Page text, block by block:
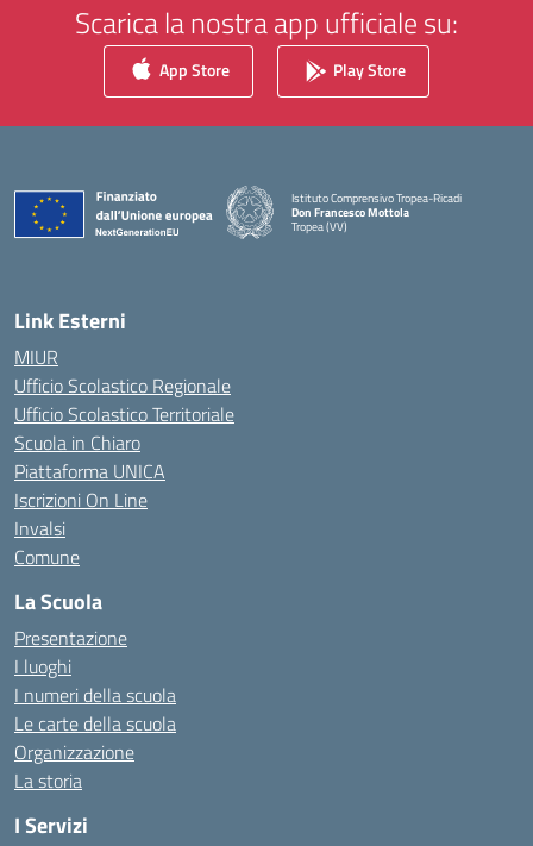
Scarica la nostra app ufficiale su:
App Store Play Store
Istituto Comprensivo Tropea-Ricadi
Don Francesco Mottola
Tropea (VV)
— Visita la pagina iniziale della scuola
Link Esterni
MIUR
Ufficio Scolastico Regionale
Ufficio Scolastico Territoriale
Scuola in Chiaro
Piattaforma UNICA
Iscrizioni On Line
Invalsi
Comune
La Scuola
Presentazione
I luoghi
I numeri della scuola
Le carte della scuola
Organizzazione
La storia
I Servizi